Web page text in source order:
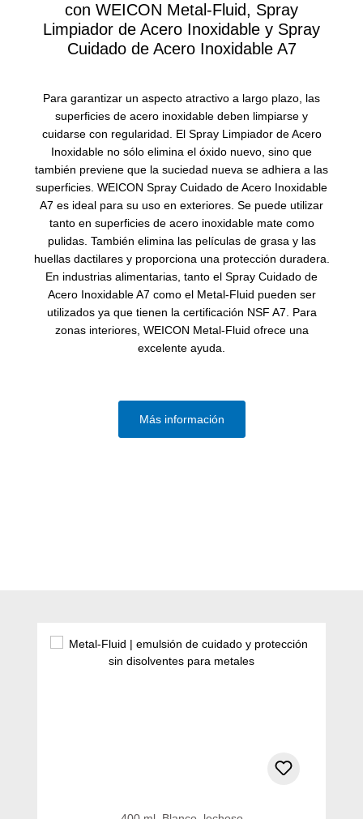
con WEICON Metal-Fluid, Spray
Limpiador de Acero Inoxidable y Spray
Cuidado de Acero Inoxidable A7
Para garantizar un aspecto atractivo a largo plazo, las
superficies de acero inoxidable deben limpiarse y
cuidarse con regularidad. El Spray Limpiador de Acero
Inoxidable no sólo elimina el óxido nuevo, sino que
también previene que la suciedad nueva se adhiera a las
superficies. WEICON Spray Cuidado de Acero Inoxidable
A7 es ideal para su uso en exteriores. Se puede utilizar
tanto en superficies de acero inoxidable mate como
pulidas. También elimina las películas de grasa y las
huellas dactilares y proporciona una protección duradera.
En industrias alimentarias, tanto el Spray Cuidado de
Acero Inoxidable A7 como el Metal-Fluid pueden ser
utilizados ya que tienen la certificación NSF A7. Para
zonas interiores, WEICON Metal-Fluid ofrece una
excelente ayuda.
Más información